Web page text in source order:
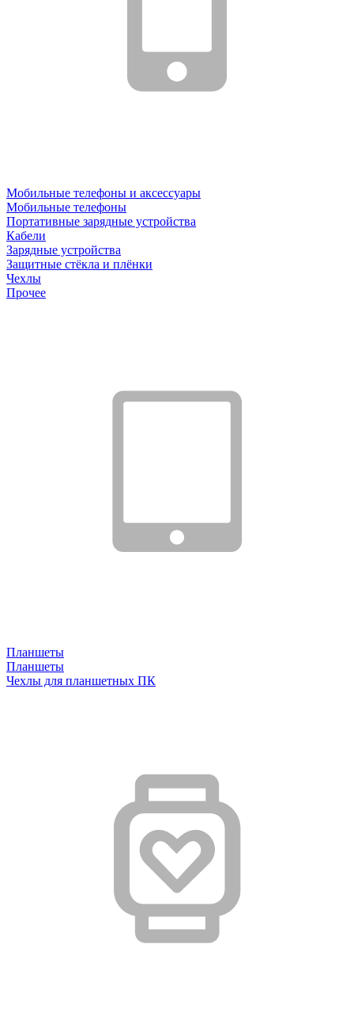
Мобильные телефоны и аксессуары
Мобильные телефоны
Портативные зарядные устройства
Кабели
Зарядные устройства
Защитные стёкла и плёнки
Чехлы
Прочее
Планшеты
Планшеты
Чехлы для планшетных ПК